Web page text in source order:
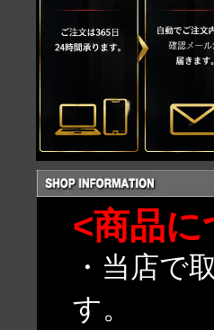
<商品に
・当店で
す。